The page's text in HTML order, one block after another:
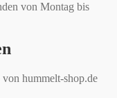
von Montag bis
hummelt-shop.de